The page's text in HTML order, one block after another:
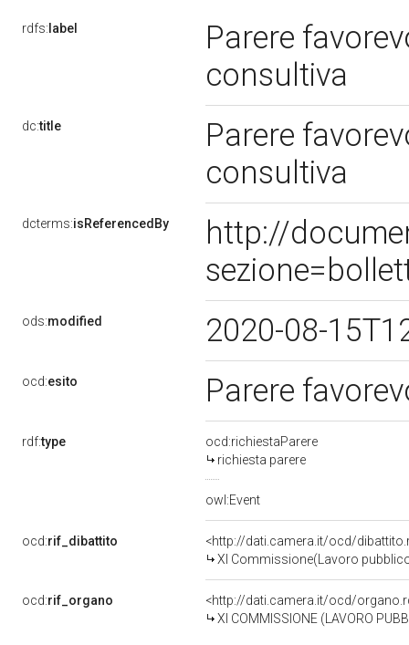
rdfs: label
Parere
consultiva
dc:title
Parere
consultiva
dcterms:isReferencedBy
http://
ods:modified 2020-08-
ocd:esito Parere
rdf:type
ocd:richiestaParere
richiesta parere
owl:Event
ocd:rif_dibattito
<http://dati.camera.it/ocd/
XI Commissione(Lavoro
ocd:rif_organo
<http://dati.camera.it/ocd/
XI COMMISSIONE (LAVORO